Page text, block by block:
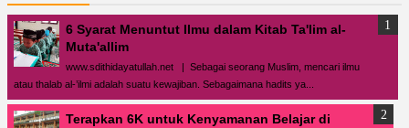
6 Syarat Menuntut Ilmu dalam Kitab Ta'lim al-
Muta'allim
www.sdithidayatullah.net | Sebagai seorang Muslim, mencari ilmu
atau thalab al-’ilmi adalah suatu kewajiban. Sebagaimana hadits ya...
Terapkan 6K untuk Kenyamanan Belajar di